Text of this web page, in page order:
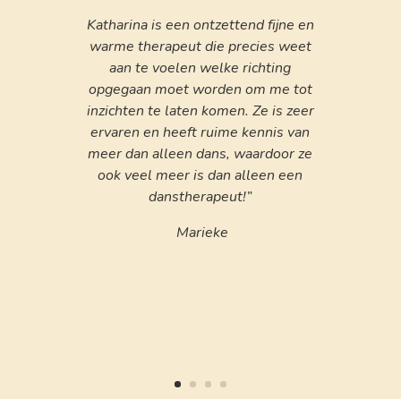
Katharina is een ontzettend fijne en
warme therapeut die precies weet
aan te voelen welke richting
opgegaan moet worden om me tot
inzichten te laten komen. Ze is zeer
ervaren en heeft ruime kennis van
meer dan alleen dans, waardoor ze
ook veel meer is dan alleen een
danstherapeut!”
Marieke